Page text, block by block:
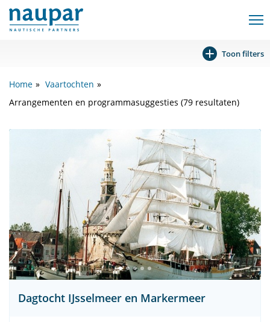
Toon filters
Home
Vaartochten
Arrangementen en programmasuggesties (79 resultaten)
Dagtocht IJsselmeer en Markermeer